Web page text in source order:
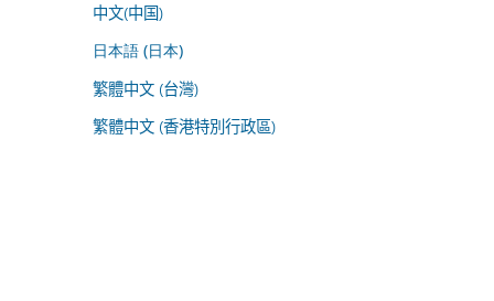
中文(中国)
日本語 (日本)
繁體中文 (台灣)
繁體中文 (香港特別行政區)